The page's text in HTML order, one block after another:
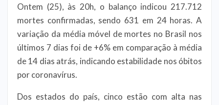
Ontem (25), às 20h, o balanço indicou 217.712
mortes confirmadas, sendo 631 em 24 horas. A
variação da média móvel de mortes no Brasil nos
últimos 7 dias foi de +6% em comparação à média
de 14 dias atrás, indicando estabilidade nos óbitos
por coronavírus.
Dos estados do país, cinco estão com alta nas